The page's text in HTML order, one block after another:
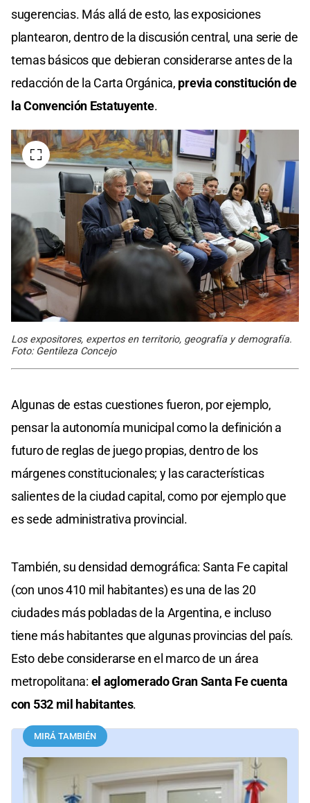
sugerencias. Más allá de esto, las exposiciones
plantearon, dentro de la discusión central, una serie de
temas básicos que debieran considerarse antes de la
redacción de la Carta Orgánica, previa constitución de
la Convención Estatuyente.
Los expositores, expertos en territorio, geografía y demografía.
Foto: Gentileza Concejo
Algunas de estas cuestiones fueron, por ejemplo,
pensar la autonomía municipal como la definición a
futuro de reglas de juego propias, dentro de los
márgenes constitucionales; y las características
salientes de la ciudad capital, como por ejemplo que
es sede administrativa provincial.
También, su densidad demográfica: Santa Fe capital
(con unos 410 mil habitantes) es una de las 20
ciudades más pobladas de la Argentina, e incluso
tiene más habitantes que algunas provincias del país.
Esto debe considerarse en el marco de un área
metropolitana: el aglomerado Gran Santa Fe cuenta
con 532 mil habitantes.
MIRÁ TAMBIÉN